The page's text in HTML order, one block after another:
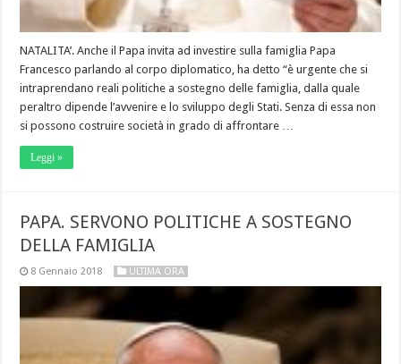
NATALITA’. Anche il Papa invita ad investire sulla famiglia Papa
Francesco parlando al corpo diplomatico, ha detto “è urgente che si
intraprendano reali politiche a sostegno delle famiglia, dalla quale
peraltro dipende l’avvenire e lo sviluppo degli Stati. Senza di essa non
si possono costruire società in grado di affrontare …
Leggi »
PAPA. SERVONO POLITICHE A SOSTEGNO
DELLA FAMIGLIA
8 Gennaio 2018 ULTIMA ORA